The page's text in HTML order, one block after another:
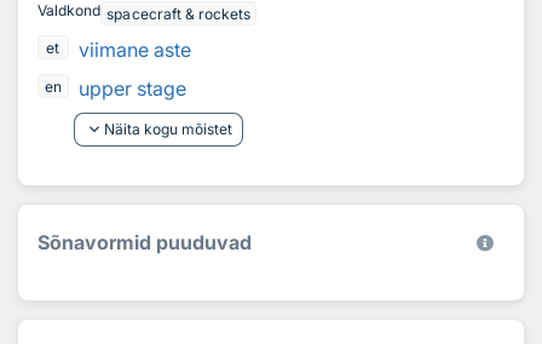
Valdkond spacecraft & rockets
et
viimane aste
en
upper stage
keyboard_arrow_down Näita kogu mõistet
Sõnavormid puuduvad